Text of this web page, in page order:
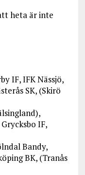
heta är inte
IF, IFK Nässjö,
SK, (Skirö
IF,
Bandy,
BK, (Tranås